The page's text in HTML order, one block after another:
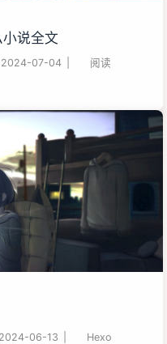
说全文
2024-07-04 阅读
2024-06-13 Hexo